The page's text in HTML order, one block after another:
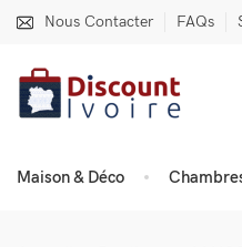
Nous Contacter FAQs
Maison & Déco